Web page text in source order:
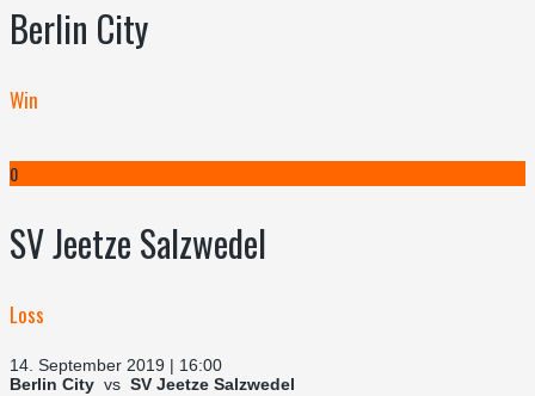
Berlin City
Win
0
SV Jeetze Salzwedel
Loss
14. September 2019 | 16:00
Berlin City vs SV Jeetze Salzwedel